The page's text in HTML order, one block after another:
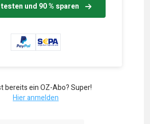
und 90 % sparen
bereits ein OZ-Abo? Super!
Hier anmelden